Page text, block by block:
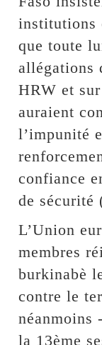
institutions
que toute
allégations
HRW et
auraient
l’impunité
confiance
de sécurité
L’Union
membres
burkinabè
contre le
néanmoins
la 13ème